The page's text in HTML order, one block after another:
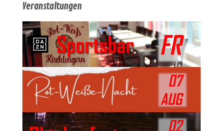
Veranstaltungen